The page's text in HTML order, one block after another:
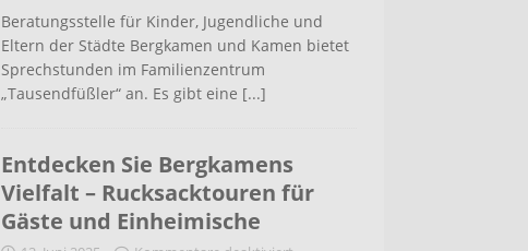
Beratungsstelle für Kinder, Jugendliche und
Eltern der Städte Bergkamen und Kamen bietet
Sprechstunden im Familienzentrum
„Tausendfüßler“ an. Es gibt eine [...]
Entdecken Sie Bergkamens
Vielfalt – Rucksacktouren für
Gäste und Einheimische